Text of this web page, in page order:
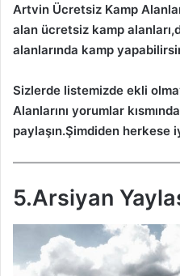
Artvin Ücretsiz Kamp
alan ücretsiz kamp
alanlarında kamp
Sizlerde listemizde ekli
Alanlarını yorumlar
paylaşın.Şimdiden herkese
5.Arsiyan